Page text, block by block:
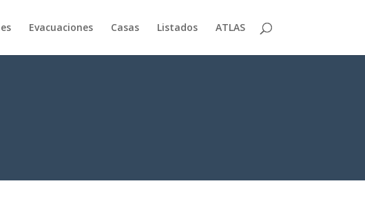
Evacuaciones Casas Listados ATLAS